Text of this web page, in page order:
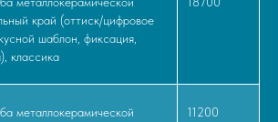
край (оттиск/цифровое
шаблон, фиксация,
классика
металлокерамической
11200